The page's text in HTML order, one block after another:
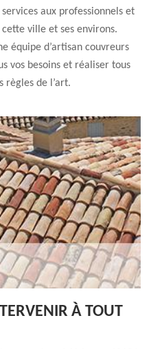
aux professionnels et
ville et ses environs.
équipe d’artisan couvreurs
vos besoins et réaliser tous
règles de l’art.
À TOUT